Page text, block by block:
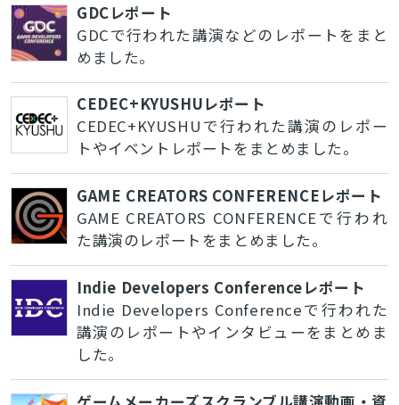
GDCレポート
GDCで行われた講演などのレポートをまと
めました。
CEDEC+KYUSHUレポート
CEDEC+KYUSHUで行われた講演のレポー
トやイベントレポートをまとめました。
GAME CREATORS CONFERENCEレポート
GAME CREATORS CONFERENCEで行われ
た講演のレポートをまとめました。
Indie Developers Conferenceレポート
Indie Developers Conferenceで行われた
講演のレポートやインタビューをまとめま
した。